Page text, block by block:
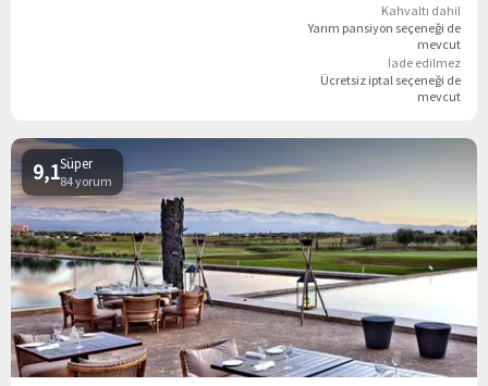
Kahvaltı dahil
Yarım pansiyon seçeneği de
mevcut
İade edilmez
Ücretsiz iptal seçeneği de
mevcut
Süper
84 yorum
9,1